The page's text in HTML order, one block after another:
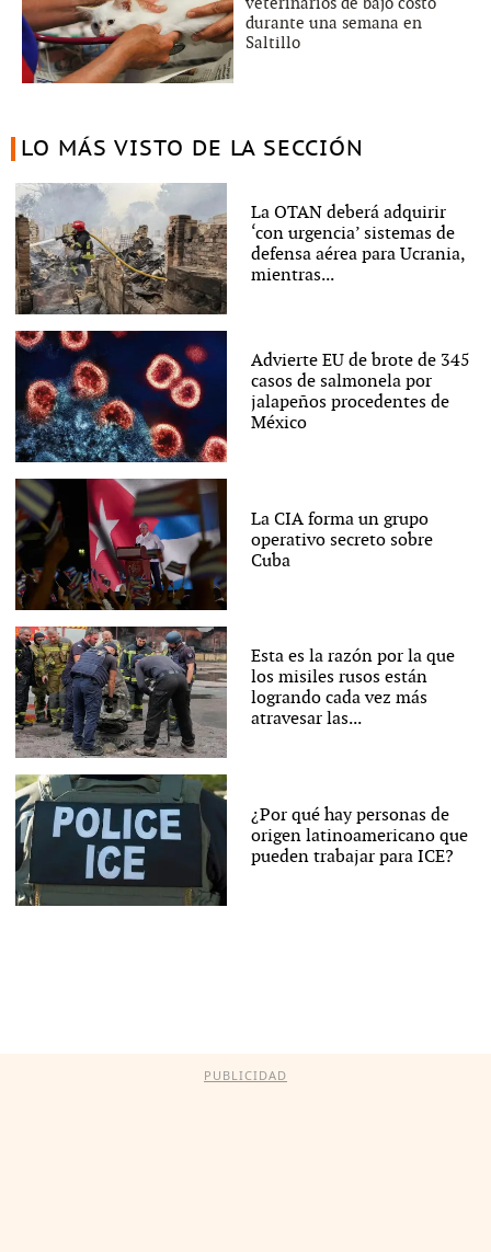
durante una semana en
Saltillo
LO MÁS VISTO DE LA SECCIÓN
La OTAN deberá adquirir
‘con urgencia’ sistemas de
defensa aérea para Ucrania,
mientras...
Advierte EU de brote de 345
casos de salmonela por
jalapeños procedentes de
México
La CIA forma un grupo
operativo secreto sobre
Cuba
Esta es la razón por la que
los misiles rusos están
logrando cada vez más
atravesar las...
¿Por qué hay personas de
origen latinoamericano que
pueden trabajar para ICE?
PUBLICIDAD